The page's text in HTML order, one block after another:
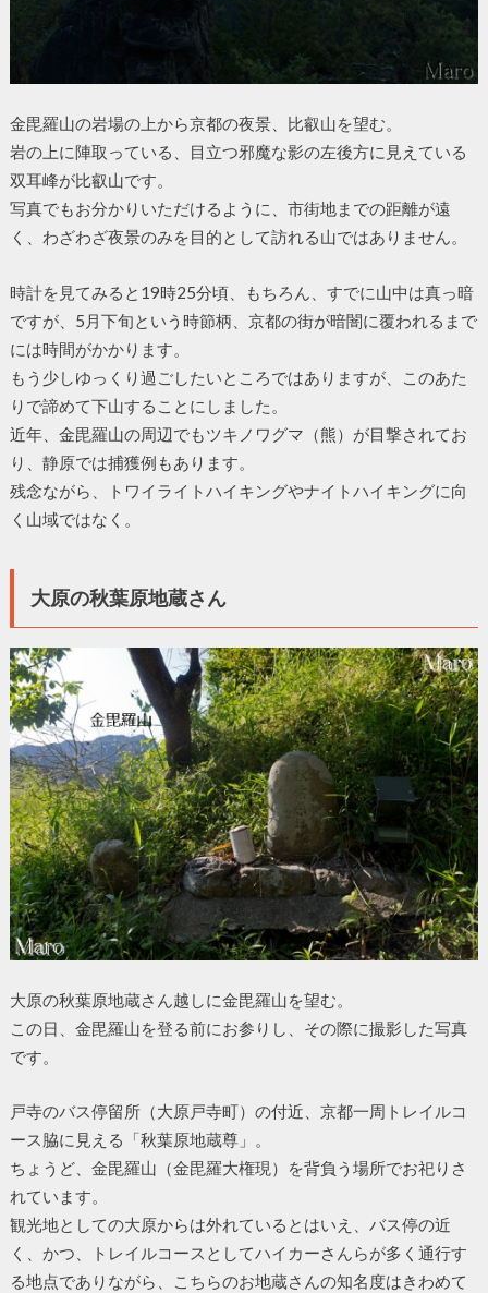
金毘羅山の岩場の上から京都の夜景、比叡山を望む。
岩の上に陣取っている、目立つ邪魔な影の左後方に見えている
双耳峰が比叡山です。
写真でもお分かりいただけるように、市街地までの距離が遠
く、わざわざ夜景のみを目的として訪れる山ではありません。
時計を見てみると19時25分頃、もちろん、すでに山中は真っ暗
ですが、5月下旬という時節柄、京都の街が暗闇に覆われるまで
には時間がかかります。
もう少しゆっくり過ごしたいところではありますが、このあた
りで諦めて下山することにしました。
近年、金毘羅山の周辺でもツキノワグマ（熊）が目撃されてお
り、静原では捕獲例もあります。
残念ながら、トワイライトハイキングやナイトハイキングに向
く山域ではなく。
大原の秋葉原地蔵さん
大原の秋葉原地蔵さん越しに金毘羅山を望む。
この日、金毘羅山を登る前にお参りし、その際に撮影した写真
です。
戸寺のバス停留所（大原戸寺町）の付近、京都一周トレイルコ
ース脇に見える「秋葉原地蔵尊」。
ちょうど、金毘羅山（金毘羅大権現）を背負う場所でお祀りさ
れています。
観光地としての大原からは外れているとはいえ、バス停の近
く、かつ、トレイルコースとしてハイカーさんらが多く通行す
る地点でありながら、こちらのお地蔵さんの知名度はきわめて